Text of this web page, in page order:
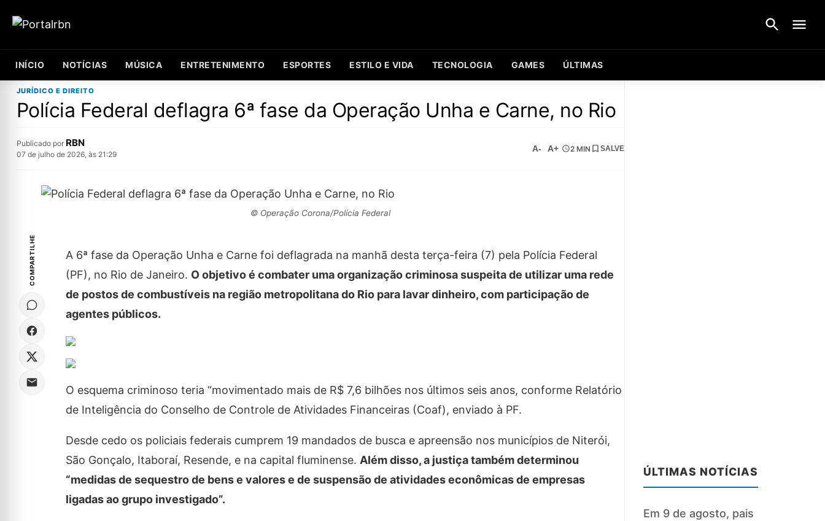
INÍCIO NOTÍCIAS MÚSICA ENTRETENIMENTO ESPORTES ESTILO E VIDA TECNOLOGIA GAMES ÚLTIMAS
JURÍDICO E DIREITO
Polícia Federal deflagra 6ª fase da Operação Unha e Carne, no Rio
Publicado por RBN
07 de julho de 2026, às 21:29
A- A+ 2 MIN SALVE
© Operação Corona/Polícia Federal
COMPARTILHE
A 6ª fase da Operação Unha e Carne foi deflagrada na manhã desta terça-feira (7) pela Polícia Federal
(PF), no Rio de Janeiro. O objetivo é combater uma organização criminosa suspeita de utilizar uma rede
de postos de combustíveis na região metropolitana do Rio para lavar dinheiro, com participação de
agentes públicos.
O esquema criminoso teria “movimentado mais de R$ 7,6 bilhões nos últimos seis anos, conforme Relatório
de Inteligência do Conselho de Controle de Atividades Financeiras (Coaf), enviado à PF.
Desde cedo os policiais federais cumprem 19 mandados de busca e apreensão nos municípios de Niterói,
São Gonçalo, Itaboraí, Resende, e na capital fluminense. Além disso, a justiça também determinou
“medidas de sequestro de bens e valores e de suspensão de atividades econômicas de empresas
ligadas ao grupo investigado”.
ÚLTIMAS NOTÍCIAS
Em 9 de agosto, pais